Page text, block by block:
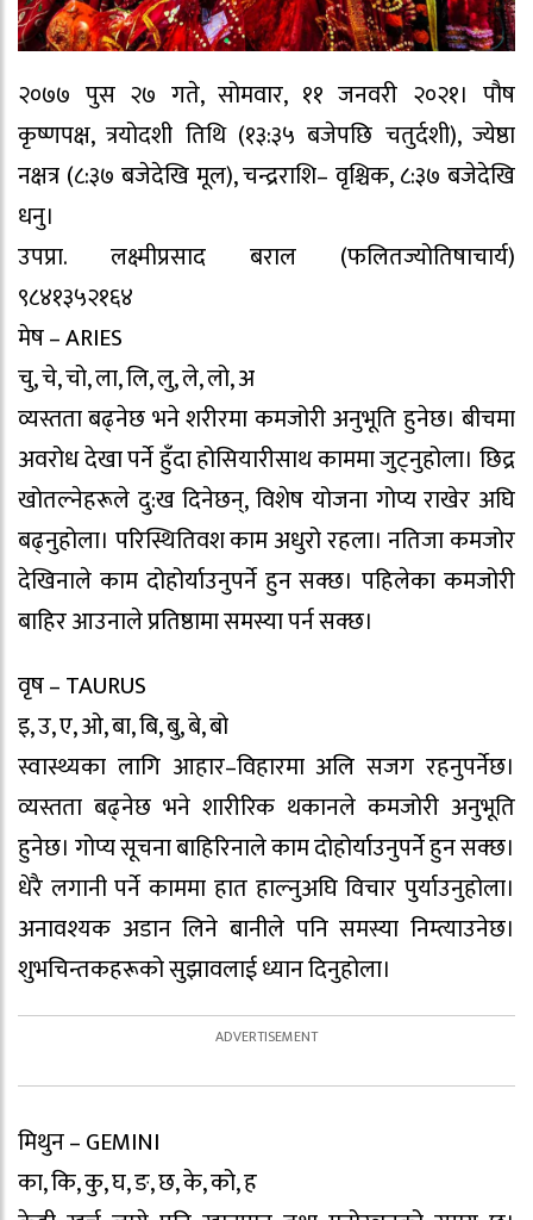
२०७७ पुस २७ गते, सोमवार, ११ जनवरी २०२१। पौष
कृष्णपक्ष, त्रयोदशी तिथि (१३:३५ बजेपछि चतुर्दशी), ज्येष्ठा
नक्षत्र (८:३७ बजेदेखि मूल), चन्द्रराशि– वृश्चिक, ८:३७ बजेदेखि
धनु।
उपप्रा. लक्ष्मीप्रसाद बराल (फलितज्योतिषाचार्य)
९८४१३५२१६४
मेष – ARIES
चु, चे, चो, ला, लि, लु, ले, लो, अ
व्यस्तता बढ्नेछ भने शरीरमा कमजोरी अनुभूति हुनेछ। बीचमा
अवरोध देखा पर्ने हुँदा होसियारीसाथ काममा जुट्नुहोला। छिद्र
खोतल्नेहरूले दु:ख दिनेछन्, विशेष योजना गोप्य राखेर अघि
बढ्नुहोला। परिस्थितिवश काम अधुरो रहला। नतिजा कमजोर
देखिनाले काम दोहोर्याउनुपर्ने हुन सक्छ। पहिलेका कमजोरी
बाहिर आउनाले प्रतिष्ठामा समस्या पर्न सक्छ।
वृष – TAURUS
इ, उ, ए, ओ, बा, बि, बु, बे, बो
स्वास्थ्यका लागि आहार–विहारमा अलि सजग रहनुपर्नेछ।
व्यस्तता बढ्नेछ भने शारीरिक थकानले कमजोरी अनुभूति
हुनेछ। गोप्य सूचना बाहिरिनाले काम दोहोर्याउनुपर्ने हुन सक्छ।
धेरै लगानी पर्ने काममा हात हाल्नुअघि विचार पुर्याउनुहोला।
अनावश्यक अडान लिने बानीले पनि समस्या निम्त्याउनेछ।
शुभचिन्तकहरूको सुझावलाई ध्यान दिनुहोला।
मिथुन – GEMINI
का, कि, कु, घ, ङ, छ, के, को, ह